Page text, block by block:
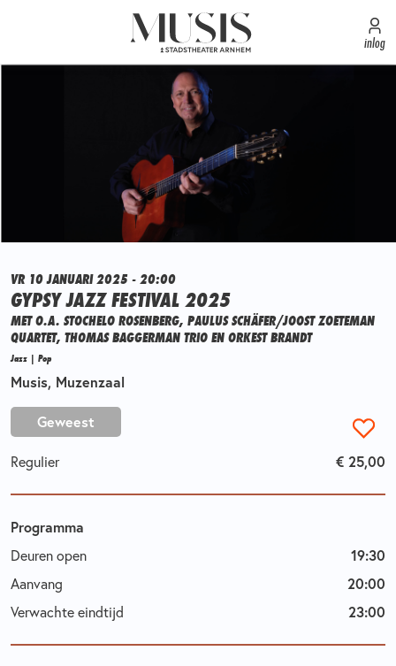
inlog
VR 10 JANUARI 2025 - 20:00
GYPSY JAZZ FESTIVAL 2025
MET O.A. STOCHELO ROSENBERG, PAULUS SCHÄFER/JOOST ZOETEMAN
QUARTET, THOMAS BAGGERMAN TRIO EN ORKEST BRANDT
Jazz | Pop
Musis, Muzenzaal
Geweest
Regulier € 25,00
Programma
Deuren open
Aanvang
Verwachte eindtijd
19:30
20:00
23:00